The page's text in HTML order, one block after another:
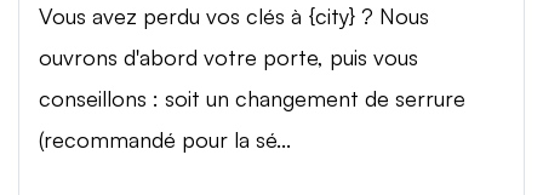
Vous avez perdu vos clés à {city} ? Nous
ouvrons d'abord votre porte, puis vous
conseillons : soit un changement de serrure
(recommandé pour la sé...